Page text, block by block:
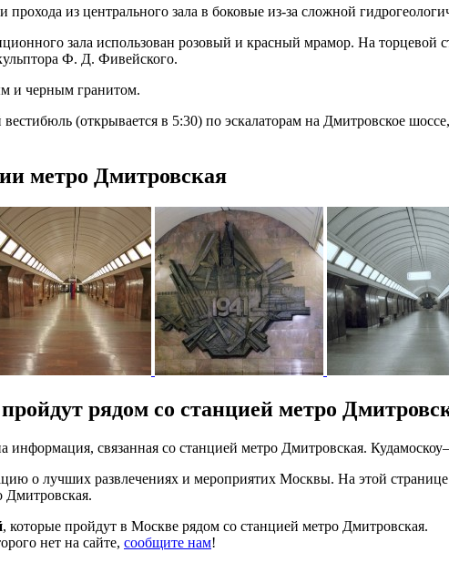
из центрального зала в боковые из-за сложной
зала использован розовый и красный мрамор. На
Ф. Д. Фивейского.
и черным гранитом.
(открывается в 5:30) по эскалаторам на Дмитровское
метро Дмитровская
рядом со станцией метро
информация, связанная со станцией метро Дмитровская.
о лучших развлечениях и мероприятих Москвы. На этой
Дмитровская.
, которые пройдут в Москве рядом со станцией метро Дмитровская.
нет на сайте, сообщите нам!